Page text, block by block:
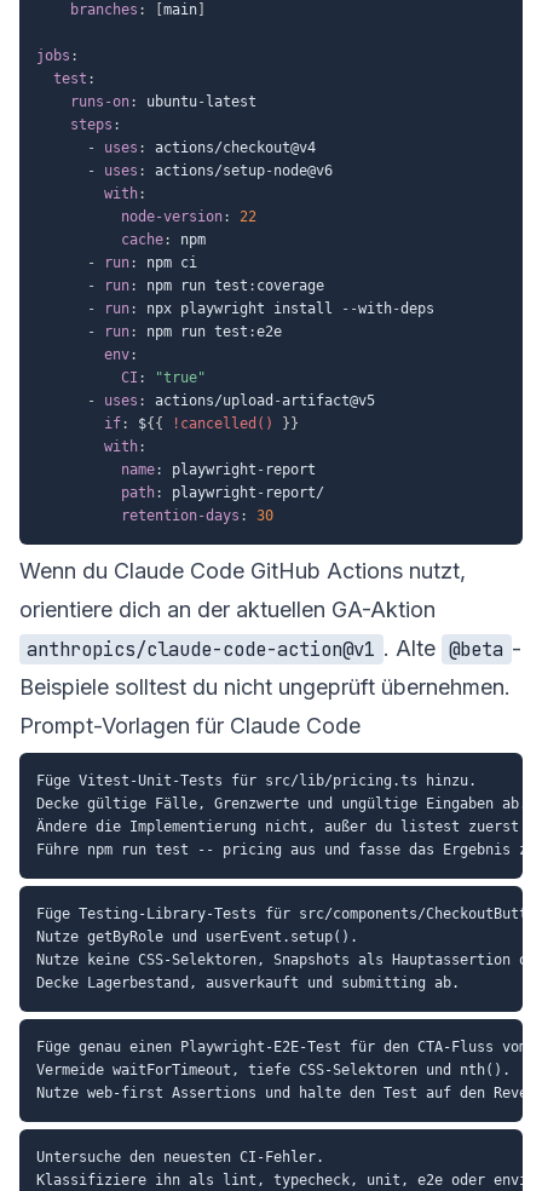
branches : main
jobs :
test :
runs-on: ubuntu- latest
steps :
-
uses :
actions/checkout@v4
-
uses : actions/setup-node@v6
with:
node-version:
22
cache:
npm
-
run:
npm ci
-
run: npm run test : coverage
-
run: npx playwright install - -with-deps
-
run: npm run test :e2e
env:
CI :
"true"
-
uses : actions/upload -artifact@v5
if: ${ { !cancelled() } }
with:
name: playwright - report
path: playwright - report/
retention-days : 30
Wenn du Claude Code GitHub Actions nutzt,
orientiere dich an der aktuellen GA-Aktion
anthropics/claude-code-action@v1 . Alte @beta -
Beispiele solltest du nicht ungeprüft übernehmen.
Prompt-Vorlagen für Claude Code
Füge Vitest-Unit-Tests für src/lib/pricing.ts hinzu.
Decke gültige Fälle, Grenzwerte und ungültige Eingaben ab.
Ändere die Implementierung nicht, außer du listest zuerst
Füge Testing-Library-Tests für src/components/
Nutze getByRole und userEvent.setup().
Nutze keine CSS-Selektoren, Snapshots als Hauptassertion
Füge genau einen Playwright-E2E-Test für den CTA-Fluss
Vermeide waitForTimeout, tiefe CSS-Selektoren und nth().
Untersuche den neuesten CI-Fehler.
Klassifiziere ihn als lint, typecheck, unit, e2e oder